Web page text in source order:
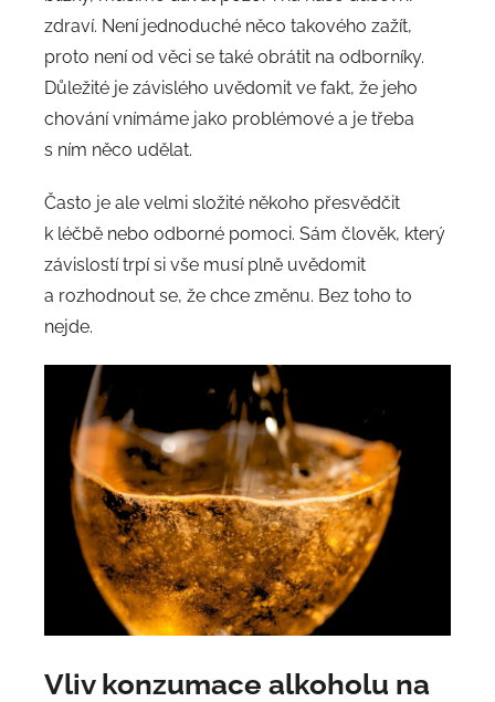
zdraví. Není jednoduché něco takového zažít,
proto není od věci se také obrátit na odborníky.
Důležité je závislého uvědomit ve fakt, že jeho
chování vnímáme jako problémové a je třeba
s ním něco udělat.
Často je ale velmi složité někoho přesvědčit
k léčbě nebo odborné pomoci. Sám člověk, který
závislostí trpí si vše musí plně uvědomit
a rozhodnout se, že chce změnu. Bez toho to
nejde.
Vliv konzumace alkoholu na